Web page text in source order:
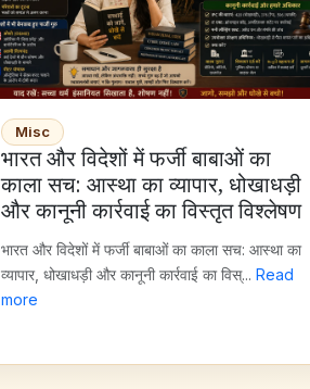
Misc
भारत और विदेशों में फर्जी बाबाओं का
काला सच: आस्था का व्यापार, धोखाधड़ी
और कानूनी कार्रवाई का विस्तृत विश्लेषण
भारत और विदेशों में फर्जी बाबाओं का काला सच: आस्था का
व्यापार, धोखाधड़ी और कानूनी कार्रवाई का विस्... Read
more